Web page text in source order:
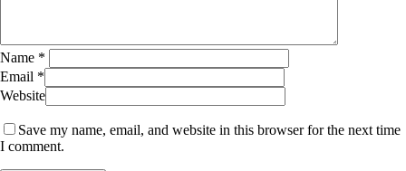
Name *
Email *
Website
Save my name, email, and website in this browser for the next time
I comment.